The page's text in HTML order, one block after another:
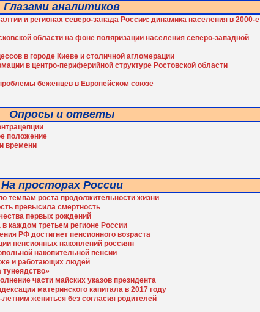
Глазами аналитиков
и регионах северо-запада России: динамика населения в 2000-е
области на фоне поляризации населения северо-западной
в городе Киеве и столичной агломерации
в центро-периферийной структуре Ростовской области
беженцев в Европейском союзе
Опросы и ответы
положение
времени
На просторах России
темпам роста продолжительности жизни
превысила смертность
первых рождений
каждом третьем регионе России
РФ достигнет пенсионного возраста
пенсионных накоплений россиян
накопительной пенсии
и работающих людей
части майских указов президента
материнского капитала в 2017 году
жениться без согласия родителей